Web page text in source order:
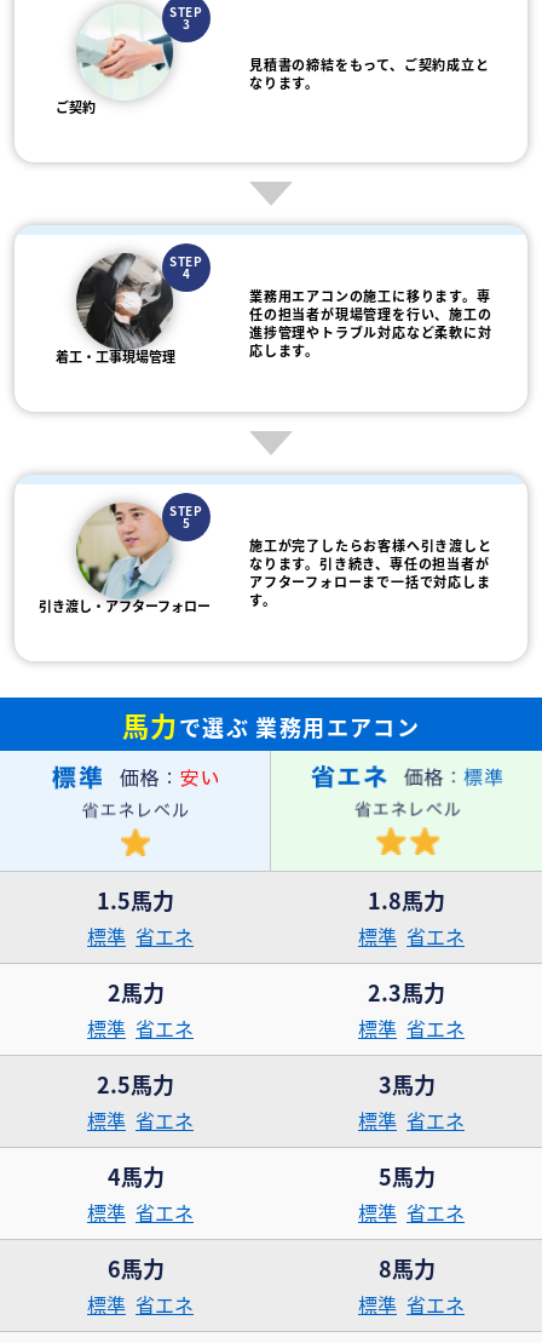
STEP
3
ご契約
見積書の締結をもって、ご契約成立と
なります。
STEP
4
着工・工事現場管理
業務用エアコンの施工に移ります。専
任の担当者が現場管理を行い、施工の
進捗管理やトラブル対応など柔軟に対
応します。
STEP
5
引き渡し・アフターフォロー
施工が完了したらお客様へ引き渡しと
なります。引き続き、専任の担当者が
アフターフォローまで一括で対応しま
す。
馬力で選ぶ 業務用エアコン
1.5馬力
標準 省エネ
1.8馬力
標準 省エネ
2馬力
標準 省エネ
2.3馬力
標準 省エネ
2.5馬力
標準 省エネ
3馬力
標準 省エネ
4馬力
標準 省エネ
5馬力
標準 省エネ
6馬力
標準 省エネ
8馬力
標準 省エネ